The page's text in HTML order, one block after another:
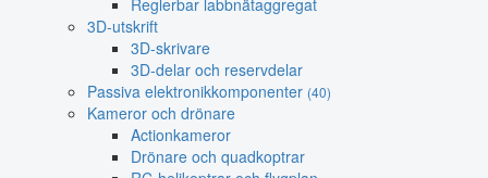
3D-utskrift
3D-skrivare
3D-delar och reservdelar
Passiva elektronikkomponenter (40)
Kameror och drönare
Actionkameror
Drönare och quadkoptrar